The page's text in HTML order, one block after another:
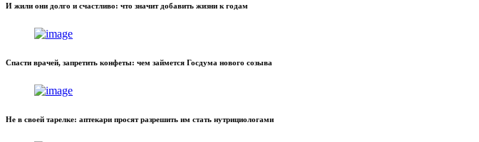
И жили они долго и счастливо: что значит добавить жизни к годам
Спасти врачей, запретить конфеты: чем займется Госдума нового созыва
Не в своей тарелке: аптекари просят разрешить им стать нутрициологами